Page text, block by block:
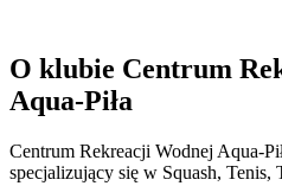
O klubie Centrum
Aqua-Piła
Centrum Rekreacji Wodnej Aqua-
specjalizujący się w Squash, Tenis,